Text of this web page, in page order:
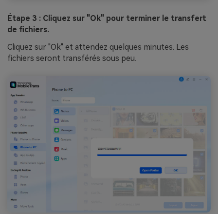
Étape 3 : Cliquez sur "Ok" pour terminer le transfert
de fichiers.
Cliquez sur "Ok" et attendez quelques minutes. Les
fichiers seront transférés sous peu.